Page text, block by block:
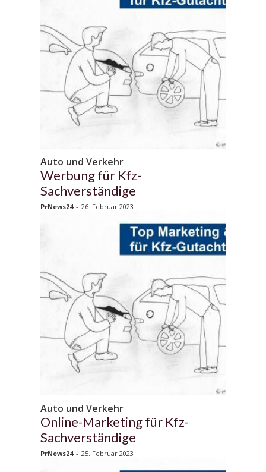
Auto und Verkehr
Werbung für Kfz-
Sachverständige
PrNews24 - 26. Februar 2023
Auto und Verkehr
Online-Marketing für Kfz-
Sachverständige
PrNews24 - 25. Februar 2023